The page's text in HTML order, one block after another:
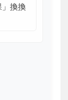
換換